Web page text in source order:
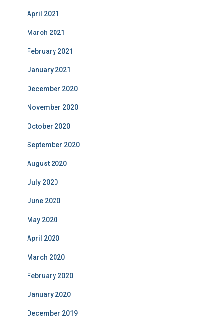
April 2021
March 2021
February 2021
January 2021
December 2020
November 2020
October 2020
September 2020
August 2020
July 2020
June 2020
May 2020
April 2020
March 2020
February 2020
January 2020
December 2019